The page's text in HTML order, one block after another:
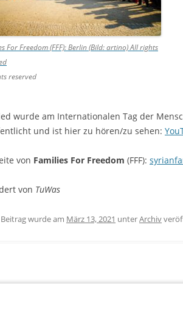
For Freedom (FFF): Berlin (Bild: artino)All rights
reserved
wurde am Internationalen Tag der
und ist hier zu hören/zu sehen:
von Families For Freedom (FFF):
von TuWas
wurde am März 13, 2021 unterArchiv